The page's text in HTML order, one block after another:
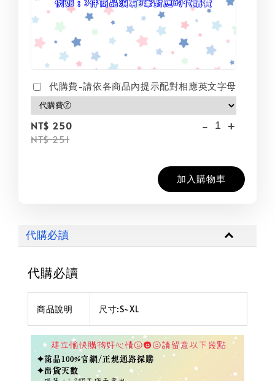
代購費-請依各商品內提示配對相應英文字母
NT$ 250
NT$ 251
- +
加入購物車
代購必讀
代購必讀
商品說明 尺寸:S~XL